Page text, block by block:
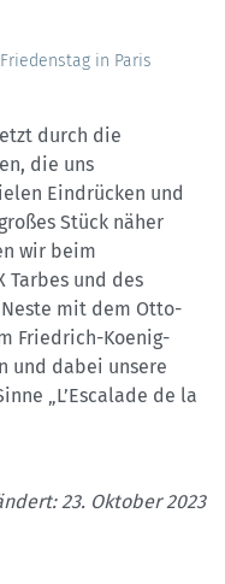
in Paris
durch die
die uns
Eindrücken und
Stück näher
wir beim
Tarbes und des
Neste mit dem Otto-
Friedrich-Koenig-
und dabei unsere
„L’Escalade de la
23. Oktober 2023